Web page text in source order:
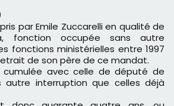
par Emile Zuccarelli en qualité de
fonction occupée sans autre
fonctions ministérielles entre 1997
de son père de ce mandat.
cumulée avec celle de député de
autre interruption que celles déjà